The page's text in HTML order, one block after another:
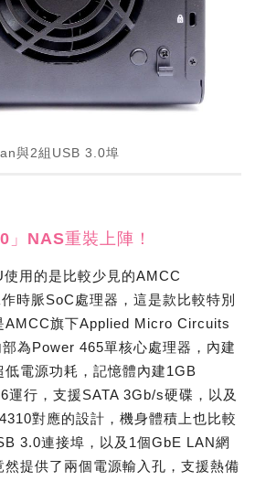
與2組USB 3.0埠
」NAS重裝上陣！
用的是比較少見的AMCC
時脈SoC處理器，這是款比較特別
AMCC旗下Applied Micro Circuits
為Power 465單核心處理器，內建
電源功耗，記憶體內建1GB
運行，支援SATA 3Gb/s硬碟，以及
對應的設計，機身體積上也比較
3.0連接埠，以及1個GbE LAN網
提供了兩個電源輸入孔，支援熱備